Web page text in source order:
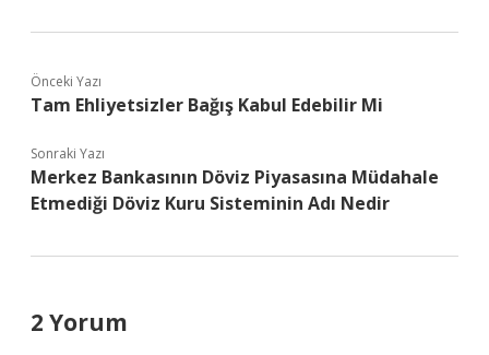
Önceki Yazı
Tam Ehliyetsizler Bağış Kabul Edebilir Mi
Sonraki Yazı
Merkez Bankasının Döviz Piyasasına Müdahale
Etmediği Döviz Kuru Sisteminin Adı Nedir
2 Yorum